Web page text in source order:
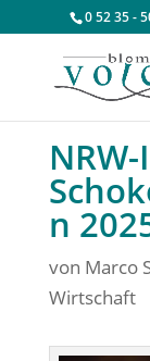
0 52 35 -
n
von Marco
Wirtschaft